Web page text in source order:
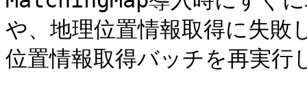
や、地理位置情報取得に失敗
位置情報取得バッチを再実